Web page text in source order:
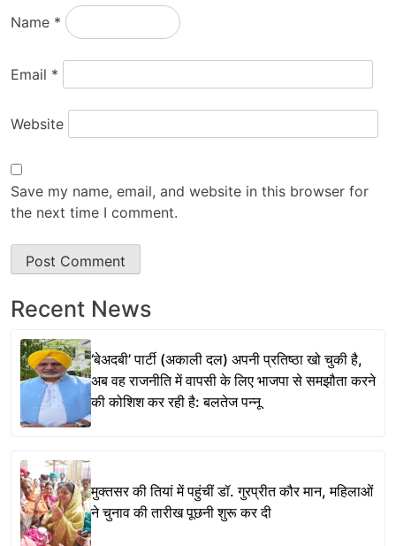
Name *
Email *
Website
Save my name, email, and website in this browser for
the next time I comment.
Recent News
‘बेअदबी’ पार्टी (अकाली दल) अपनी प्रतिष्ठा खो चुकी है,
अब वह राजनीति में वापसी के लिए भाजपा से समझौता करने
की कोशिश कर रही है: बलतेज पन्नू
मुक्तसर की तियां में पहुंचीं डॉ. गुरप्रीत कौर मान, महिलाओं
ने चुनाव की तारीख पूछनी शुरू कर दी